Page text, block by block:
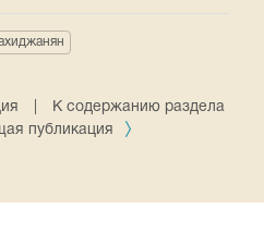
К содержанию раздела
публикация